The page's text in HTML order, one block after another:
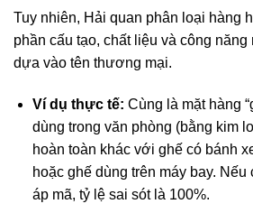
Tuy nhiên, Hải quan phân loại hàng
phần cấu tạo, chất liệu và công
dựa vào tên thương mại.
Ví dụ thực tế: Cùng là mặt hàng
dùng trong văn phòng (bằng kim
hoàn toàn khác với ghế có bánh
hoặc ghế dùng trên máy bay. Nếu
áp mã, tỷ lệ sai sót là 100%.